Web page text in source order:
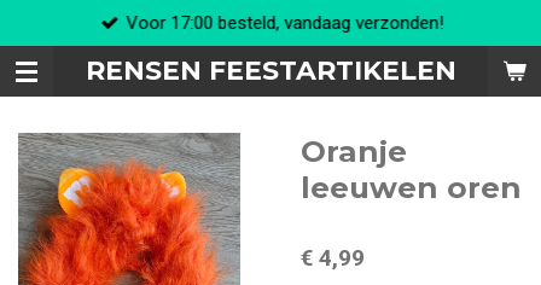
direct
naar
de
hoofdinhoud
RENSEN FEESTARTIKELEN
Voor 17:00 besteld, vandaag verzonden!
Oranje
leeuwen oren
€ 4,99